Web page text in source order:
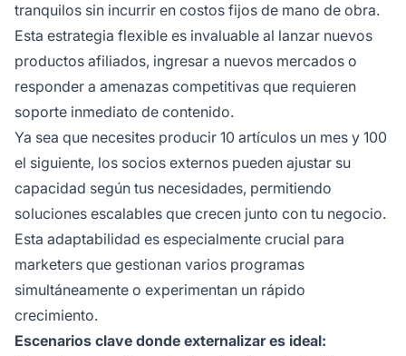
tranquilos sin incurrir en costos fijos de mano de obra.
Esta estrategia flexible es invaluable al lanzar nuevos
productos afiliados, ingresar a nuevos mercados o
responder a amenazas competitivas que requieren
soporte inmediato de contenido.
Ya sea que necesites producir 10 artículos un mes y 100
el siguiente, los socios externos pueden ajustar su
capacidad según tus necesidades, permitiendo
soluciones escalables que crecen junto con tu negocio.
Esta adaptabilidad es especialmente crucial para
marketers que gestionan varios programas
simultáneamente o experimentan un rápido
crecimiento.
Escenarios clave donde externalizar es ideal: